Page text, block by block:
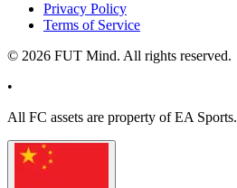
Privacy Policy
Terms of Service
© 2026 FUT Mind. All rights reserved.
•
All FC assets are property of EA Sports.